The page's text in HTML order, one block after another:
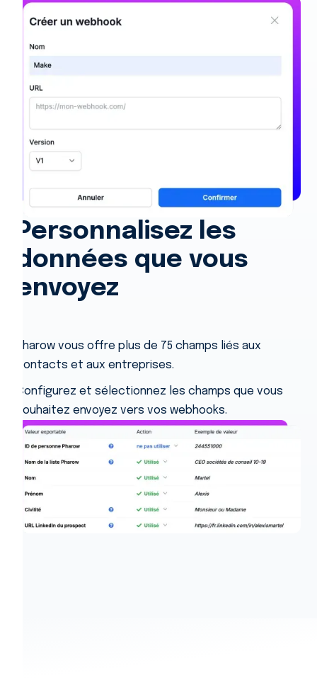
Personnalisez les
données que vous
envoyez
Pharow vous offre plus de 75 champs liés aux
contacts et aux entreprises.
Configurez et sélectionnez les champs que vous
souhaitez envoyez vers vos webhooks.